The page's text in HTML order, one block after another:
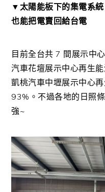
▼太陽能板下的集電系統
也能把電賣回給台電
目前全台共 7 間展示中
汽車花壇展示中心再生
凱桃汽車中壢展示中心
93%。不過各地的日照
強~